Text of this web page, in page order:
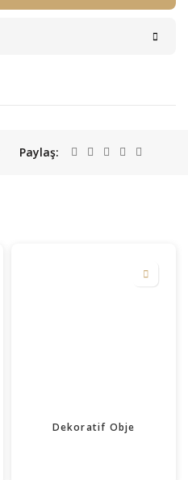
Paylaş
Dekoratif Obje